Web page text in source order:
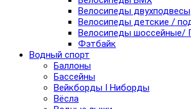
Велосипеды двухподвесы
Велосипеды детские /
Велосипеды шоссейные/
Фэтбайк
Водный спорт
Баллоны
Бассейны
Вейкборды I Ниборды
Вёсла